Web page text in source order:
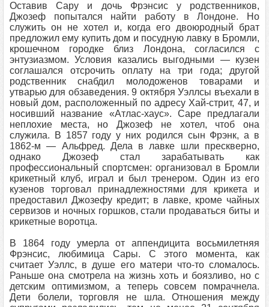
Оставив Сару и дочь Фрэнсис у родственников,
Джозеф попытался найти работу в Лондоне. Но
служить он не хотел и, когда его двоюродный брат
предложил ему купить дом и посудную лавку в Бромли,
крошечном городке близ Лондона, согласился с
энтузиазмом. Условия казались выгодными — кузен
соглашался отсрочить оплату на три года; другой
родственник снабдил молодоженов товарами и
утварью для обзаведения. 9 октября Уэллсы въехали в
новый дом, расположенный по адресу Хай-стрит, 47, и
носивший название «Атлас-хаус». Саре предлагали
неплохие места, но Джозеф не хотел, чтоб она
служила. В 1857 году у них родился сын Фрэнк, а в
1862-м — Альфред. Дела в лавке шли прескверно,
однако Джозеф стал зарабатывать как
профессиональный спортсмен: организовал в Бромли
крикетный клуб, играл и был тренером. Один из его
кузенов торговал принадлежностями для крикета и
предоставил Джозефу кредит; в лавке, кроме чайных
сервизов и ночных горшков, стали продаваться биты и
крикетные воротца.
В 1864 году умерла от аппендицита восьмилетняя
Фрэнсис, любимица Сары. С этого момента, как
считает Уэллс, в душе его матери что-то сломалось.
Раньше она смотрела на жизнь хоть и боязливо, но с
детским оптимизмом, а теперь совсем помрачнела.
Дети болели, торговля не шла. Отношения между